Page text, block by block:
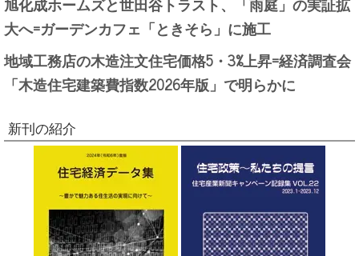
大へ=ガーデンカフェ「ときそら」に施工
地域工務店の木造注文住宅価格5・3%上昇=経済調査会
「木造住宅建築費指数2026年版」で明らかに
新刊の紹介